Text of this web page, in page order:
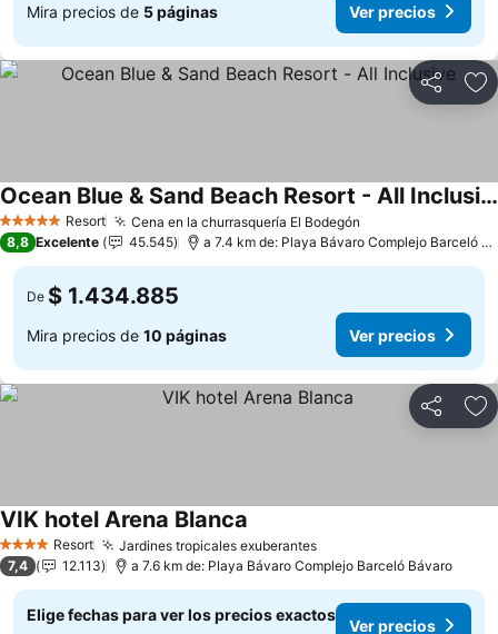
Mira precios de 5 páginas Ver precios
Compartir
5 Estrellas Resort Cena en la churrasquería El Bodegón
Ocean Blue & Sand Beach Resort - All Inclusive
8,8 Excelente 45.545 a 7.4 km de: Playa Bávaro Complejo Barceló Bávaro
De $ 1.434.885
Mira precios de 10 páginas Ver precios
Compartir
4 EstrellasResort Jardines tropicales exuberantes
VIK hotel Arena Blanca
7,4 12.113 a 7.6 km de: Playa Bávaro Complejo Barceló Bávaro
Elige fechas para ver los precios exactos
Ver precios